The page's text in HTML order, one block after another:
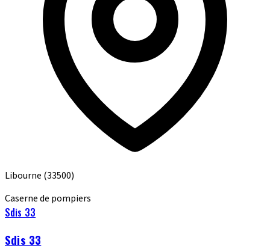
Libourne (33500)
Caserne de pompiers
Sdis 33
Sdis 33